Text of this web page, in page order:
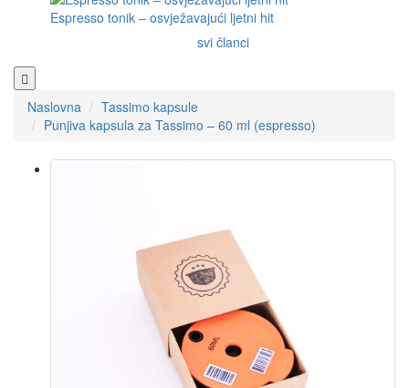
Espresso tonik – osvježavajući ljetni hit
svi članci
Naslovna
Tassimo kapsule
Punjiva kapsula za Tassimo – 60 ml (espresso)